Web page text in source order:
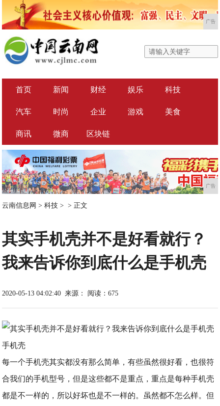
广告
首页 新闻 财经 娱乐 科技
汽车 时尚 企业 游戏 美食
商讯 微商 区块链
广告
云南信息网 >科技 > > 正文
其实手机壳并不是好看就行？
我来告诉你到底什么是手机壳
2020-05-13 04:02:40 来源： 阅读：675
手机壳
每一个手机壳其实都没有那么简单，有些虽然很好看，也很符
合我们的手机型号，但是这些都不是重点，重点是每种手机壳
都是不一样的，所以好坏也是不一样的。虽然都不怎么样。但